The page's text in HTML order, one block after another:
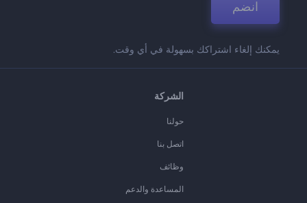
انضم
يمكنك إلغاء اشتراكك بسهولة في أي وقت.
الشركة
حولنا
اتصل بنا
وظائف
المساعدة والدعم